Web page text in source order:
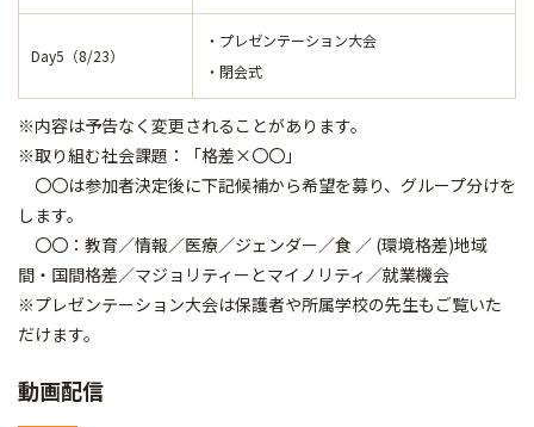
Day5（8/23）
・プレゼンテーション大会
・閉会式
※内容は予告なく変更されることがあります。
※取り組む社会課題：「格差×〇〇」
〇〇は参加者決定後に下記候補から希望を募り、グループ分けを
します。
〇〇：教育／情報／医療／ジェンダー／食 ／ (環境格差)地域
間・国間格差／マジョリティーとマイノリティ／就業機会
※プレゼンテーション大会は保護者や所属学校の先生もご覧いた
だけます。
動画配信